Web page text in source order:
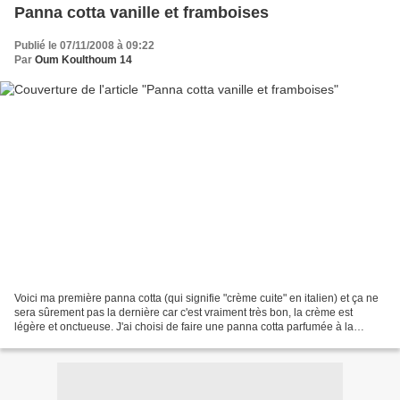
Panna cotta vanille et framboises
Publié le 07/11/2008 à 09:22
Par Oum Koulthoum 14
Voici ma première panna cotta (qui signifie "crème cuite" en italien) et ça ne
sera sûrement pas la dernière car c'est vraiment très bon, la crème est
légère et onctueuse. J'ai choisi de faire une panna cotta parfumée à la